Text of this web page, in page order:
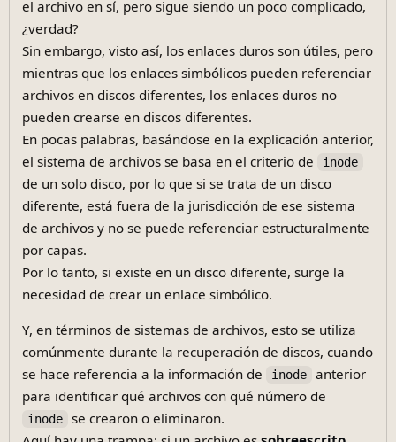
el archivo en sí, pero sigue siendo un poco complicado,
¿verdad?
Sin embargo, visto así, los enlaces duros son útiles, pero
mientras que los enlaces simbólicos pueden referenciar
archivos en discos diferentes, los enlaces duros no
pueden crearse en discos diferentes.
En pocas palabras, basándose en la explicación anterior,
el sistema de archivos se basa en el criterio de
inode
de un solo disco, por lo que si se trata de un disco
diferente, está fuera de la jurisdicción de ese sistema
de archivos y no se puede referenciar estructuralmente
por capas.
Por lo tanto, si existe en un disco diferente, surge la
necesidad de crear un enlace simbólico.
Y, en términos de sistemas de archivos, esto se utiliza
comúnmente durante la recuperación de discos, cuando
se hace referencia a la información de
inode
anterior
para identificar qué archivos con qué número de
inode
se crearon o eliminaron.